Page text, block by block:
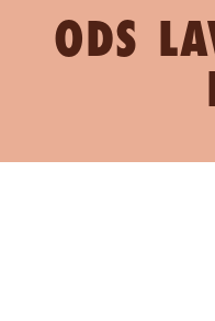
ODS